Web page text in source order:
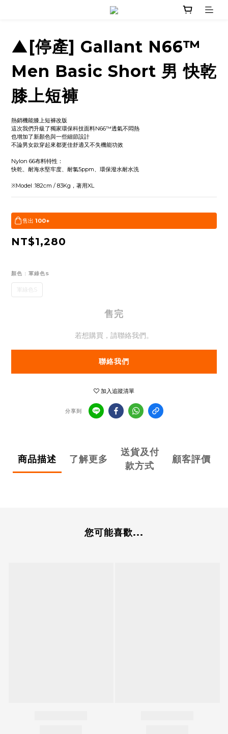
▲[停產] Gallant N66™
Men Basic Short 男 快乾
膝上短褲
熱銷機能膝上短褲改版
這次我們升級了獨家環保科技面料N66™透氣不悶熱
也增加了新顏色與一些細節設計
不論男女款穿起來都更佳舒適又不失機能功效
Nylon 66布料特性：
快乾、耐海水堅牢度、耐氯5ppm、環保潑水耐水洗
※Model :182cm / 83Kg，著用XL
售出 100+
NT$1,280
顏色 : 軍綠色S
軍綠色S
售完
若想購買，請聯絡我們。
聯絡我們
加入追蹤清單
分享到
商品描述 了解更多
送貨及付
款方式
顧客評價
您可能喜歡...